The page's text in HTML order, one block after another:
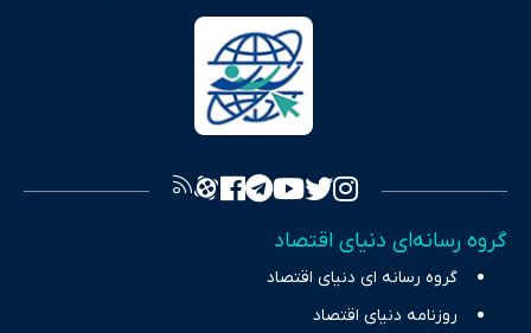
پایش می‌کند. این رسانه به عنوان منبعی دقیق و قابل اعتماد، فراتر از
اطلاع‌رسانی صرف، به تبیین سیاست‌ها و کارکردهای بازارهای مالی،
سرمایه‌گذاری، تجارت و حوزه‌های نوظهور می‌پردازد. اکوایران با پایبندی
به اصول «انصاف، امانت و صداقت»، بستری برای انعکاس آراء متنوع
تصویری شفاف از واقعیت‌های اقتصادی ارائه دهد. ما در اکوایران با
چالش‌های فقر و بیکاری را جست‌وجو کرده و در کنار تحلیل آمارها،
نیازهای خبری مخاطبان در حوزه‌های اثرگذار بر اقتصاد را با رویکردی
حرفه‌ای و روزآمد پوشش می‌دهیم.
گروه رسانه‌ای دنیای اقتصاد
گروه رسانه ای دنیای اقتصاد
روزنامه دنیای اقتصاد